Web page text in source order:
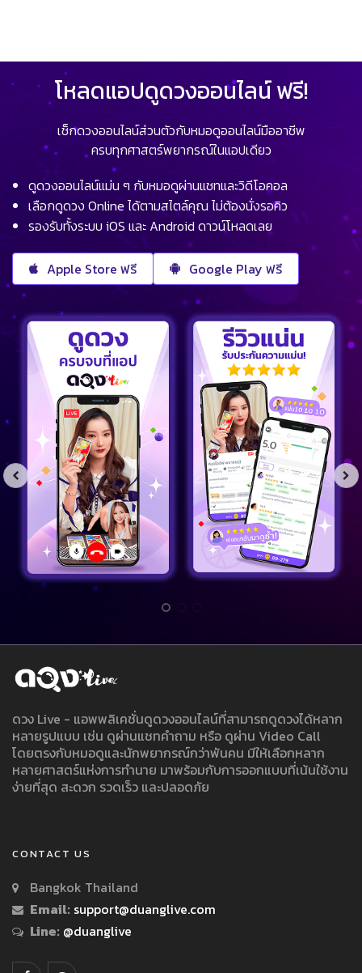
โหลดแอปดูดวงออนไลน์ ฟรี!
เช็กดวงออนไลน์ส่วนตัวกับหมอดูออนไลน์มืออาชีพ
ครบทุกศาสตร์พยากรณ์ในแอปเดียว
ดูดวงออนไลน์แม่น ๆ กับหมอดูผ่านแชทและวิดีโอคอล
เลือกดูดวง Online ได้ตามสไตล์คุณ ไม่ต้องนั่งรอคิว
รองรับทั้งระบบ iOS และ Android ดาวน์โหลดเลย
Apple Store ฟรี Google Play ฟรี
ดวง Live - แอพพลิเคชั่นดูดวงออนไลน์ที่สามารถดูดวงได้หลาก
หลายรูปแบบ เช่น ดูผ่านแชทคำถาม หรือ ดูผ่าน Video Call
โดยตรงกับหมอดูและนักพยากรณ์กว่าพันคน มีให้เลือกหลาก
หลายศาสตร์แห่งการทำนาย มาพร้อมกับการออกแบบที่เน้นใช้งาน
ง่ายที่สุด สะดวก รวดเร็ว และปลอดภัย
CONTACT US
Bangkok Thailand
Email: support@duanglive.com
Line: @duanglive